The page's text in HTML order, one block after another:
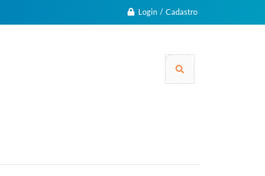
Login / Cadastro